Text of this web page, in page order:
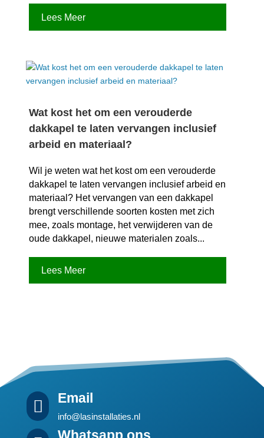
Lees Meer
Wat kost het om een verouderde
dakkapel te laten vervangen inclusief
arbeid en materiaal?
Wil je weten wat het kost om een verouderde
dakkapel te laten vervangen inclusief arbeid en
materiaal? Het vervangen van een dakkapel
brengt verschillende soorten kosten met zich
mee, zoals montage, het verwijderen van de
oude dakkapel, nieuwe materialen zoals...
Lees Meer
 Email
info@lasinstallaties.nl